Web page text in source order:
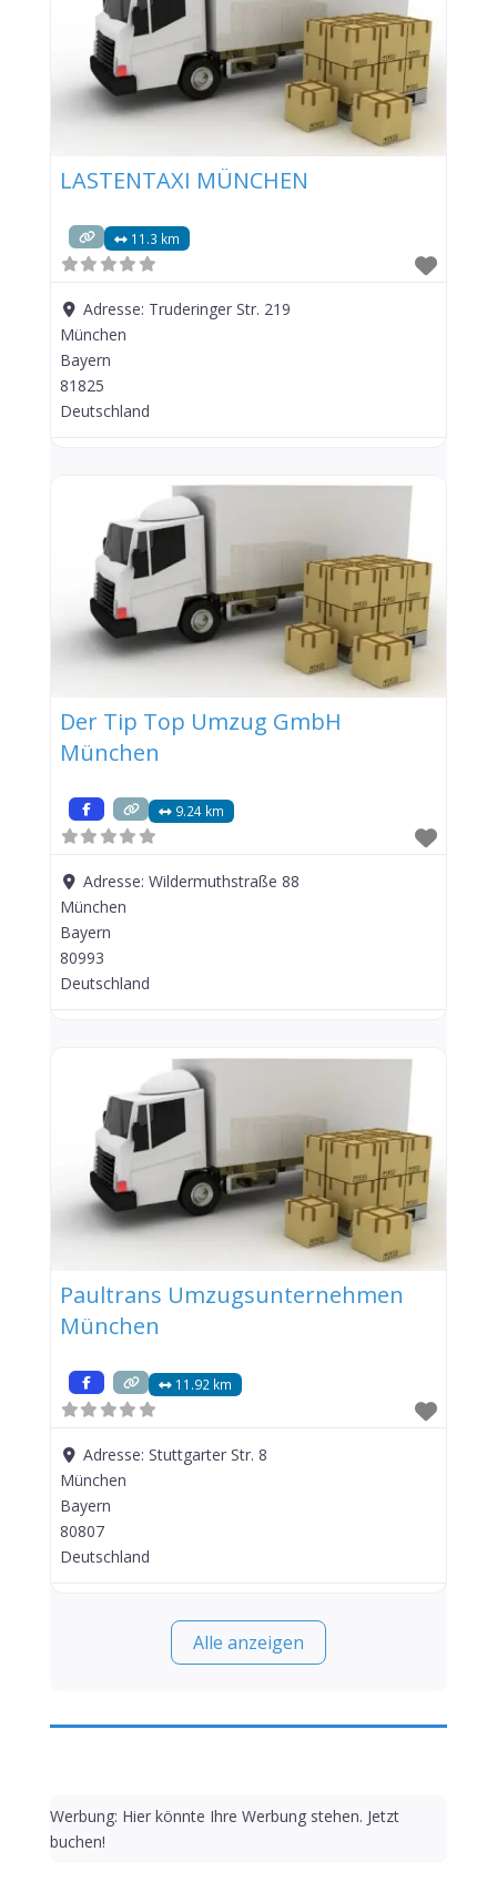
LASTENTAXI MÜNCHEN
11.3 km
Adresse: Truderinger Str. 219
München
Bayern
81825
Deutschland
Der Tip Top Umzug GmbH
München
9.24 km
Adresse:Wildermuthstraße 88
München
Bayern
80993
Deutschland
Paultrans Umzugsunternehmen
München
11.92 km
Adresse:Stuttgarter Str. 8
München
Bayern
80807
Deutschland
Alle anzeigen
Werbung: Hier könnte Ihre Werbung stehen. Jetzt
buchen!